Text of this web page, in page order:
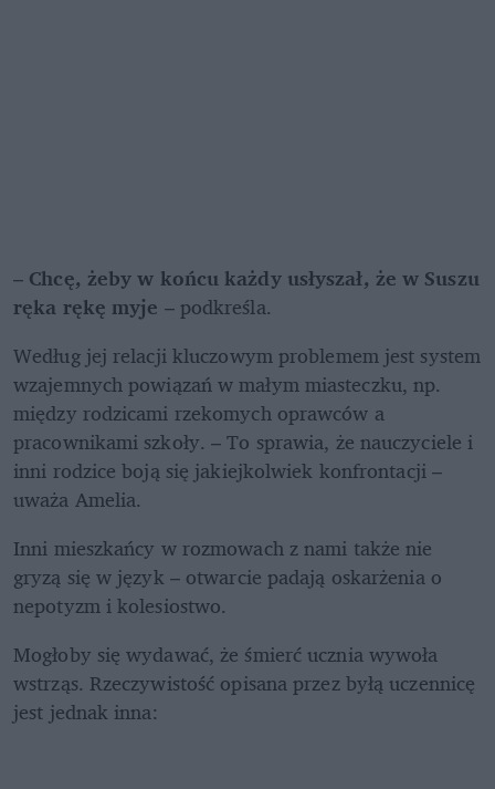
– Chcę, żeby w końcu każdy usłyszał, że w Suszu
ręka rękę myje – podkreśla.
Według jej relacji kluczowym problemem jest system
wzajemnych powiązań w małym miasteczku, np.
między rodzicami rzekomych oprawców a
pracownikami szkoły. – To sprawia, że nauczyciele i
inni rodzice boją się jakiejkolwiek konfrontacji –
uważa Amelia.
Inni mieszkańcy w rozmowach z nami także nie
gryzą się w język – otwarcie padają oskarżenia o
nepotyzm i kolesiostwo.
Mogłoby się wydawać, że śmierć ucznia wywoła
wstrząs. Rzeczywistość opisana przez byłą uczennicę
jest jednak inna: